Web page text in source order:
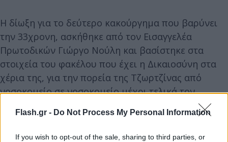
Flash.gr - Do Not Process My Personal Information
If you wish to opt-out of the sale, sharing to third parties, or
Η δίωξη για το δεύτερο κακούργημα που βαρύνει
την 33χρονη, ασκήθηκε από τον Εισαγγελέα
Πρωτοδικών Γιώργο Νούλη και βασίστηκε στα
στοιχεία του φακέλου που έχει η Δικαιοσύνη στα
χέρια της, για την πορεία της Τζωρτζίνας από
νοσοκομείο σε νοσοκομείο μέχρι τελικά τον
Ιανουάριο του 2022 να υποκύψει στην τοξική ουσία
που φέρεται να της έδωσε η μητέρα της.